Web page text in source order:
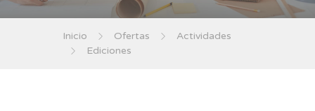
Inicio Ofertas
Actividades
Ediciones